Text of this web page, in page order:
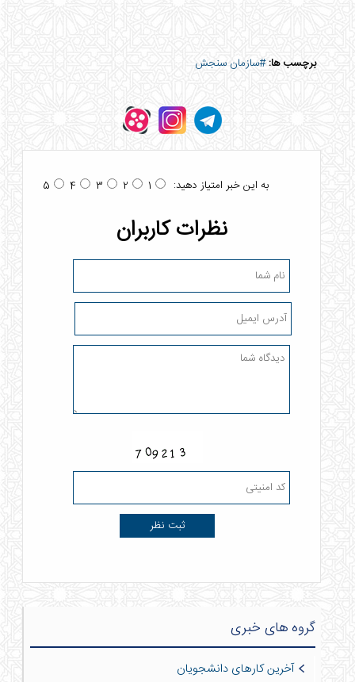
برچسب ها:#سازمان سنجش
به این خبر امتیاز دهید: 1
2
3
4
5
نظرات کاربران
گروه های خبری
آخرین کارهای دانشجویان